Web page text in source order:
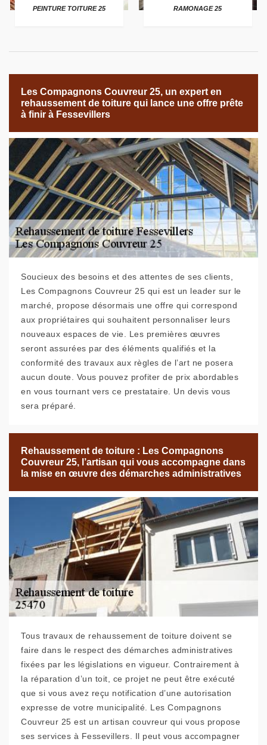
PEINTURE TOITURE 25 RAMONAGE 25
Les Compagnons Couvreur 25, un expert en
rehaussement de toiture qui lance une offre prête
à finir à Fessevillers
Soucieux des besoins et des attentes de ses clients,
Les Compagnons Couvreur 25 qui est un leader sur le
marché, propose désormais une offre qui correspond
aux propriétaires qui souhaitent personnaliser leurs
nouveaux espaces de vie. Les premières œuvres
seront assurées par des éléments qualifiés et la
conformité des travaux aux règles de l’art ne posera
aucun doute. Vous pouvez profiter de prix abordables
en vous tournant vers ce prestataire. Un devis vous
sera préparé.
Rehaussement de toiture : Les Compagnons
Couvreur 25, l’artisan qui vous accompagne dans
la mise en œuvre des démarches administratives
Tous travaux de rehaussement de toiture doivent se
faire dans le respect des démarches administratives
fixées par les législations en vigueur. Contrairement à
la réparation d’un toit, ce projet ne peut être exécuté
que si vous avez reçu notification d’une autorisation
expresse de votre municipalité. Les Compagnons
Couvreur 25 est un artisan couvreur qui vous propose
ses services à Fessevillers. Il peut vous accompagner